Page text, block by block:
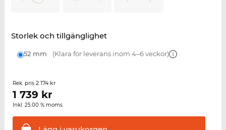
Storlek och tillgänglighet
52 mm (Klara för leverans inom 4–6 veckor)
Rek. pris 2 174 kr
1 739 kr
Inkl. 25.00 % moms